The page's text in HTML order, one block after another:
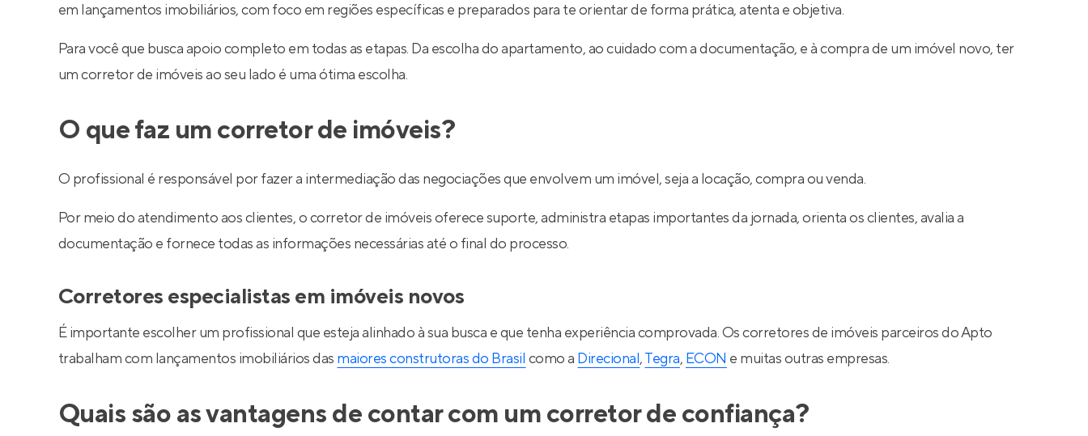
em lançamentos imobiliários, com foco em regiões específicas e preparados para te orientar de forma prática, atenta e objetiva.
Para você que busca apoio completo em todas as etapas. Da escolha do apartamento, ao cuidado com a documentação, e à compra de um imóvel novo, ter
um corretor de imóveis ao seu lado é uma ótima escolha.
O que faz um corretor de imóveis?
O profissional é responsável por fazer a intermediação das negociações que envolvem um imóvel, seja a locação, compra ou venda.
Por meio do atendimento aos clientes, o corretor de imóveis oferece suporte, administra etapas importantes da jornada, orienta os clientes, avalia a
documentação e fornece todas as informações necessárias até o final do processo.
Corretores especialistas em imóveis novos
É importante escolher um profissional que esteja alinhado à sua busca e que tenha experiência comprovada. Os corretores de imóveis parceiros do Apto
trabalham com lançamentos imobiliários das maiores construtoras do Brasil como a Direcional,Tegra, ECON e muitas outras empresas.
Quais são as vantagens de contar com um corretor de confiança?